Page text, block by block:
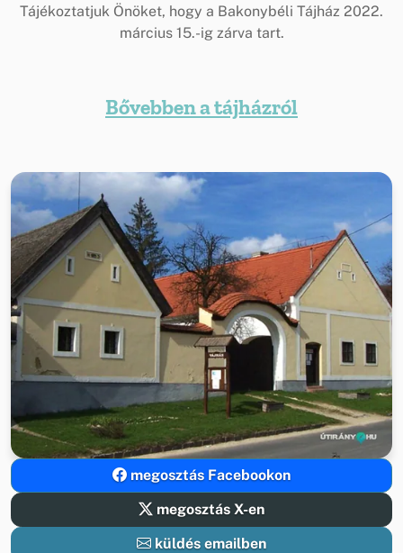
Tájékoztatjuk Önöket, hogy a Bakonybéli Tájház 2022.
március 15.-ig zárva tart.
Bővebben a tájházról
megosztás Facebookon
megosztás X-en
küldés emailben